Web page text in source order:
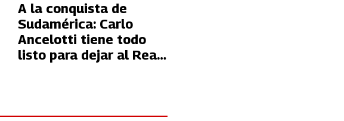
A la conquista de
Sudamérica: Carlo
Ancelotti tiene todo
listo para dejar al Real